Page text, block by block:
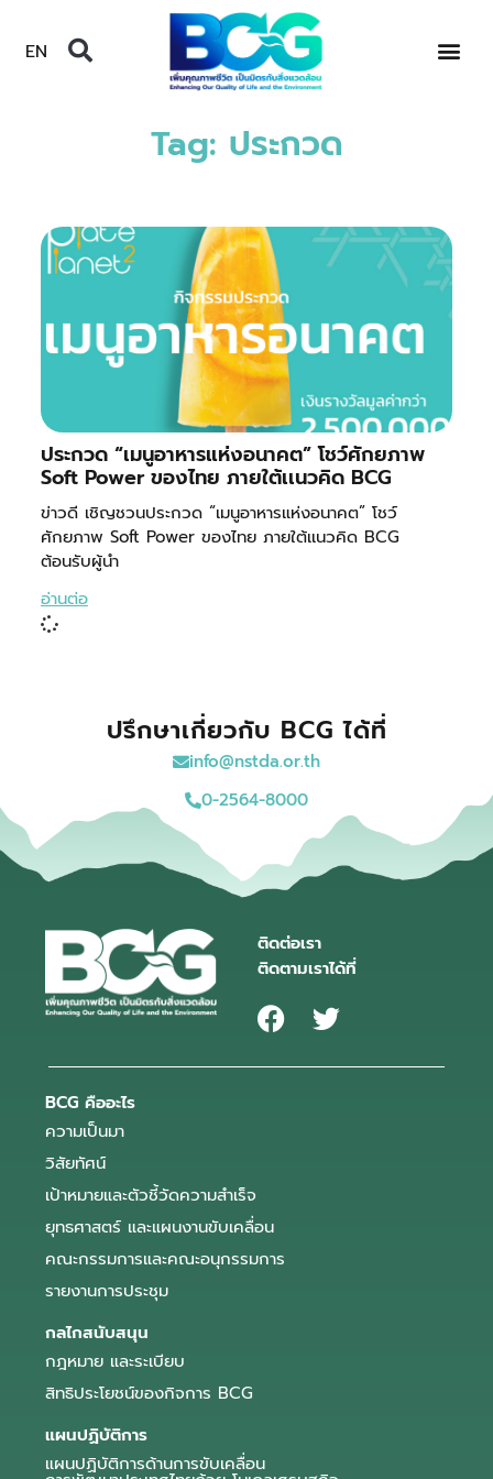
EN
Tag: ประกวด
ประกวด “เมนูอาหารแห่งอนาคต” โชว์ศักยภาพ
Soft Power ของไทย ภายใต้เเนวคิด BCG
ข่าวดี เชิญชวนประกวด “เมนูอาหารแห่งอนาคต” โชว์
ศักยภาพ Soft Power ของไทย ภายใต้เเนวคิด BCG
ต้อนรับผู้นำ
อ่านต่อ
ปรึกษาเกี่ยวกับ BCG ได้ที่
info@nstda.or.th
0-2564-8000
ติดต่อเรา
ติดตามเราได้ที่
BCG คืออะไร
ความเป็นมา
วิสัยทัศน์
เป้าหมายและตัวชี้วัดความสำเร็จ
ยุทธศาสตร์ และแผนงานขับเคลื่อน
คณะกรรมการและคณะอนุกรรมการ
รายงานการประชุม
กลไกสนับสนุน
กฎหมาย และระเบียบ
สิทธิประโยชน์ของกิจการ BCG
แผนปฏิบัติการ
แผนปฏิบัติการด้านการขับเคลื่อน